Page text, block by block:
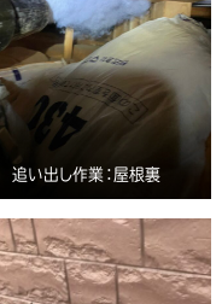
追い出し作業：屋根裏